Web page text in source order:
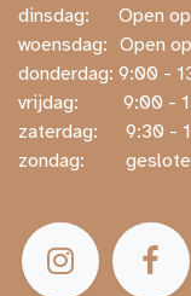
dinsdag:
​Open
woensdag: ​Open
donderdag: ​9:00 -
vrijdag:
​9:00 -
zaterdag:
​9:30 -
zondag: